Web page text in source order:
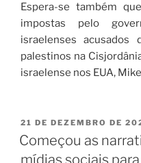
Espera-se também
impostas pelo
israelenses
palestinos na
israelense nos EUA,
21 DE DEZEMBRO DE
Começou as
mídias sociais